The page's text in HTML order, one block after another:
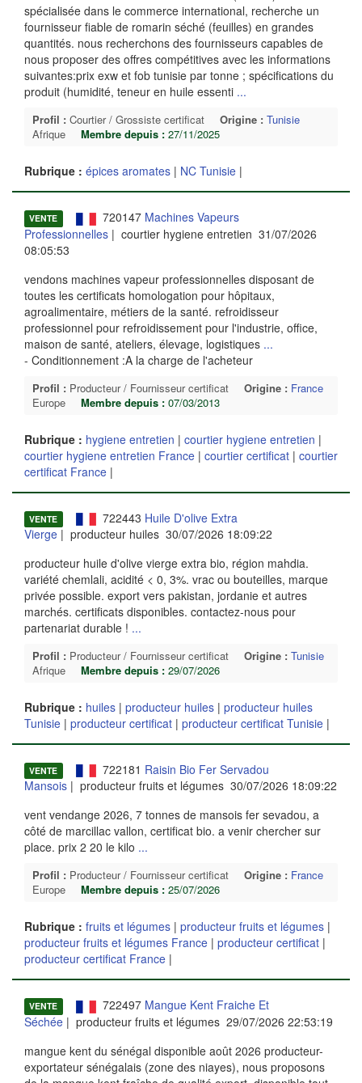
spécialisée dans le commerce international, recherche un
fournisseur fiable de romarin séché (feuilles) en grandes
quantités. nous recherchons des fournisseurs capables de
nous proposer des offres compétitives avec les informations
suivantes:prix exw et fob tunisie par tonne ; spécifications du
produit (humidité, teneur en huile essenti ...
Profil : Courtier / Grossiste certificat Origine : Tunisie
Afrique
Membre depuis : 27/11/2025
Rubrique : épices aromates | NC Tunisie |
VENTE 720147 Machines Vapeurs
Professionnelles | courtier hygiene entretien 31/07/2026
08:05:53
vendons machines vapeur professionnelles disposant de
toutes les certificats homologation pour hôpitaux,
agroalimentaire, métiers de la santé. refroidisseur
professionnel pour refroidissement pour l'industrie, office,
maison de santé, ateliers, élevage, logistiques ...
- Conditionnement :A la charge de l'acheteur
Profil : Producteur / Fournisseur certificat Origine : France
Europe
Membre depuis : 07/03/2013
Rubrique : hygiene entretien | courtier hygiene entretien |
courtier hygiene entretien France | courtier certificat | courtier
certificat France |
VENTE 722443 Huile D'olive Extra
Vierge | producteur huiles 30/07/2026 18:09:22
producteur huile d'olive vierge extra bio, région mahdia.
variété chemlali, acidité < 0, 3%. vrac ou bouteilles, marque
privée possible. export vers pakistan, jordanie et autres
marchés. certificats disponibles. contactez-nous pour
partenariat durable ! ...
Profil : Producteur / Fournisseur certificat Origine : Tunisie
Afrique
Membre depuis : 29/07/2026
Rubrique : huiles | producteur huiles | producteur huiles
Tunisie | producteur certificat | producteur certificat Tunisie |
VENTE 722181 Raisin Bio Fer Servadou
Mansois | producteur fruits et légumes 30/07/2026 18:09:22
vent vendange 2026, 7 tonnes de mansois fer sevadou, a
côté de marcillac vallon, certificat bio. a venir chercher sur
place. prix 2 20 le kilo ...
Profil : Producteur / Fournisseur certificat Origine : France
Europe
Membre depuis : 25/07/2026
Rubrique : fruits et légumes | producteur fruits et légumes |
producteur fruits et légumes France | producteur certificat |
producteur certificat France |
VENTE 722497 Mangue Kent Fraiche Et
Séchée | producteur fruits et légumes 29/07/2026 22:53:19
mangue kent du sénégal disponible août 2026 producteur-
exportateur sénégalais (zone des niayes), nous proposons